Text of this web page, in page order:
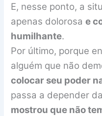
E, nesse ponto, a
apenas dolorosae
humilhante.
Por último, porque
alguém que não
colocar seu poder
passa a depender
mostrou que não